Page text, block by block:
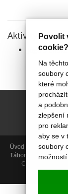
Povolit
cookie?
Na
soubory
které
a
zlepšení
pro
aby se v
soubory
Aktivity
Jóga s
Úvod Aktivity
Tábory
Projekty
Copyright ©